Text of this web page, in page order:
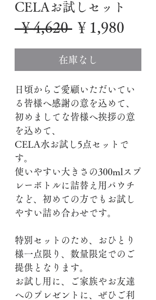
CELAお試しセット
￥4,620 通
常
価
格
￥1,980
ー
格
在庫なし
日頃からご愛顧いただいてい
る皆様へ感謝の意を込めて、
初めましてな皆様へ挨拶の意
を込めて、
CELA水お試し5点セットで
す。
使いやすい大きさの300mlスプ
レーボトルに詰替え用パウチ
など、初めての方でもお試し
やすい詰め合わせです。
特別セットのため、おひとり
様一点限り、数量限定でのご
提供となります。
お試し用に、ご家族やお友達
へのプレゼントに、ぜひご利